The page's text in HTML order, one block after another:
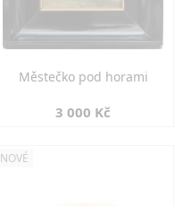
Městečko pod horami
3 000 Kč
NOVÉ